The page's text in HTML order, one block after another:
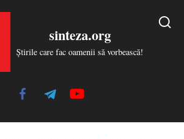
sinteza.org
Știrile care fac oamenii să vorbească!